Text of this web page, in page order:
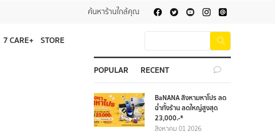
ค้นหาร้านใกล้คุณ
7 CARE+ STORE
POPULAR RECENT
BaNANA สิงหามหาโปร ลด
ฉ่ำทั้งร้าน ลดใหญ่สูงสุด
23,000.-*
สิงหาคม 01 2026